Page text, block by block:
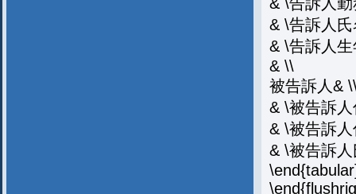
& \告訴人
& \告訴人
& \\
被告訴人&
& \被告訴
& \被告訴
& \被告訴